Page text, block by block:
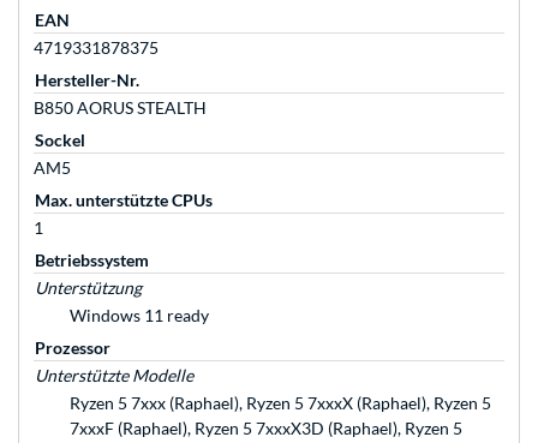
EAN
4719331878375
Hersteller-Nr.
B850 AORUS STEALTH
Sockel
AM5
Max. unterstützte CPUs
1
Betriebssystem
Unterstützung
Windows 11 ready
Prozessor
Unterstützte Modelle
Ryzen 5 7xxx (Raphael), Ryzen 5 7xxxX (Raphael), Ryzen 5
7xxxF (Raphael), Ryzen 5 7xxxX3D (Raphael), Ryzen 5